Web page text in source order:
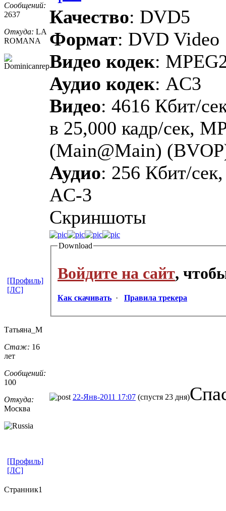
Сообщений:
2637
Откуда: LA
ROMANA
Качество: DVD5
Формат: DVD Video
Видео кодек:
Аудио кодек: AC3
Видео: 4616 Кбит/
в 25,000 кадр/сек,
(Main@Main)
Аудио: 256 Кбит/
AC-3
Cкриншоты
Download
Войдите на сайт,
Как скачивать · Правила трекера
[Профиль]
[ЛС]
Татьяна_М
Стаж: 16
лет
Сообщений:
100
Откуда:
Москва
22-Янв-2011 17:07 (спустя 23 дня)
[Профиль]
[ЛС]
Странник1